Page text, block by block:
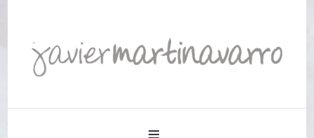
Joyería Javier Martinavarro